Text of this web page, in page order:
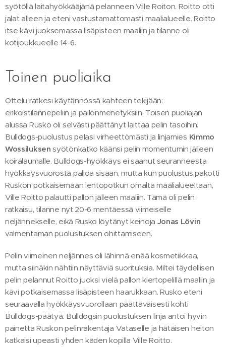
syötöllä laitahyökkääjänä pelanneen Ville Roiton. Roitto otti
jalat alleen ja eteni vastustamattomasti maalialueelle. Roitto
itse kävi juoksemassa lisäpisteen maaliin ja tilanne oli
kotijoukkueelle 14-6.
Toinen puoliaika
Ottelu ratkesi käytännössä kahteen tekijään:
erikoistilannepeliin ja pallonmenetyksiin. Toisen puoliajan
alussa Rusko oli selvästi päättänyt laittaa pelin tasoihin.
Bulldogs-puolustus pelasi virheettömästi ja linjamies Kimmo
Wossiluksen syötönkatko käänsi pelin momentumin jälleen
koiralaumalle. Bulldogs-hyökkäys ei saanut seuranneesta
hyökkäysvuorosta palloa sisään, mutta kun puolustus pakotti
Ruskon potkaisemaan lentopotkun omalta maalialueeltaan,
Ville Roitto palautti pallon jälleen maaliin. Tämä oli pelin
ratkaisu, tilanne nyt 20-6 mentäessä viimeiselle
neljännekselle, eikä Rusko löytänyt keinoja Jonas Lövin
valmentaman puolustuksen ohittamiseen.
Pelin viimeinen neljännes oli lähinnä enää kosmetiikkaa,
mutta siinäkin nähtiin näyttäviä suorituksia. Miltei täydellisen
pelin pelannut Roitto juoksi vielä pallon kiertopelillä maaliin ja
kävi potkaisemassa lisäpisteen haarukkaan. Rusko eteni
seuraavalla hyökkäysvuorollaan päättäväisesti kohti
Bulldogs-päätyä. Bulldogsin puolustuksen linja antoi hyvin
painetta Ruskon pelinrakentaja Vataselle ja hätäisen heiton
katkaisi upeasti yhden käden kopilla Ville Roitto.